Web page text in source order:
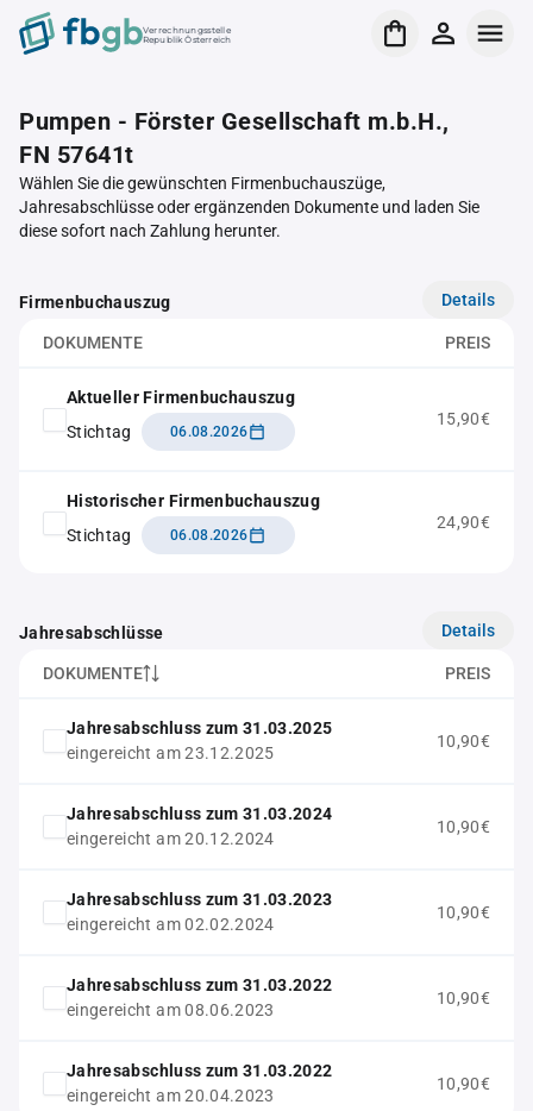
Verrechnungsstelle
Republik Österreich
Pumpen - Förster Gesellschaft m.b.H.,
FN 57641t
Wählen Sie die gewünschten Firmenbuchauszüge,
Jahresabschlüsse oder ergänzenden Dokumente und laden Sie
diese sofort nach Zahlung herunter.
Firmenbuchauszug Details
DOKUMENTE PREIS
Aktueller Firmenbuchauszug
Stichtag
06.08.2026
15,90€
Historischer Firmenbuchauszug
Stichtag
06.08.2026
24,90€
Jahresabschlüsse Details
DOKUMENTE PREIS
Jahresabschluss zum 31.03.2025
eingereicht am 23.12.2025
10,90€
Jahresabschluss zum 31.03.2024
eingereicht am 20.12.2024
10,90€
Jahresabschluss zum 31.03.2023
eingereicht am 02.02.2024
10,90€
Jahresabschluss zum 31.03.2022
eingereicht am 08.06.2023
10,90€
Jahresabschluss zum 31.03.2022
eingereicht am 20.04.2023
10,90€